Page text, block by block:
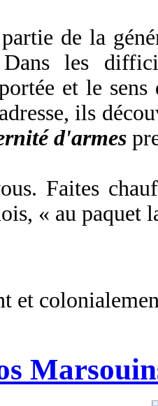
de la
les
et le
ils
d'armes
Faites
« au paquet
et